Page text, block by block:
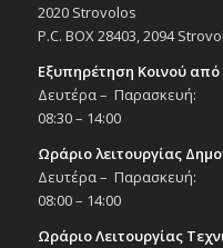
2020 Strovolos
P.C. BOX 28403, 2094
Εξυπηρέτηση Κοινού
Δευτέρα – Παρασκευή:
08:30 – 14:00
Ωράριο λειτουργίας
Δευτέρα – Παρασκευή:
08:00 – 14:00
Ωράριο Λειτουργίας